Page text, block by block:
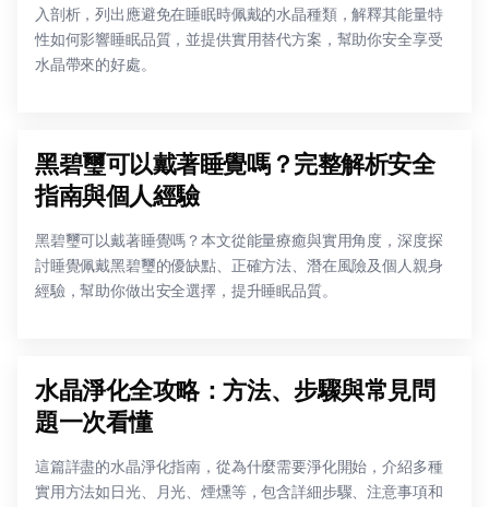
入剖析，列出應避免在睡眠時佩戴的水晶種類，解釋其能量特
性如何影響睡眠品質，並提供實用替代方案，幫助你安全享受
水晶帶來的好處。
黑碧璽可以戴著睡覺嗎？完整解析安全
指南與個人經驗
黑碧璽可以戴著睡覺嗎？本文從能量療癒與實用角度，深度探
討睡覺佩戴黑碧璽的優缺點、正確方法、潛在風險及個人親身
經驗，幫助你做出安全選擇，提升睡眠品質。
水晶淨化全攻略：方法、步驟與常見問
題一次看懂
這篇詳盡的水晶淨化指南，從為什麼需要淨化開始，介紹多種
實用方法如日光、月光、煙燻等，包含詳細步驟、注意事項和